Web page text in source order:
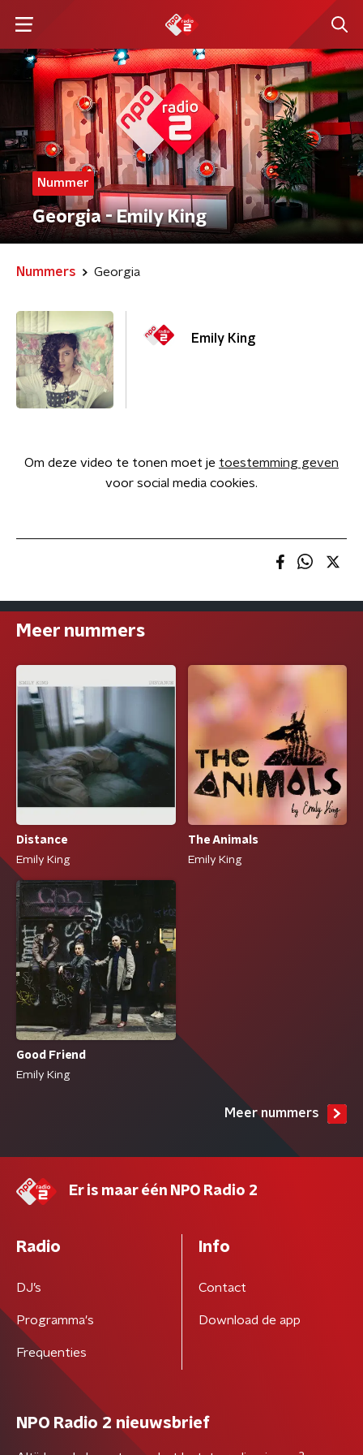
Nummer
Georgia - Emily King
Nummers Georgia
Emily King
Om deze video te tonen moet je toestemming geven
voor social media cookies.
Meer nummers
Distance
Emily King
The Animals
Emily King
Good Friend
Emily King
Meer nummers
Er is maar één NPO Radio 2
Radio
DJ’s
Programma's
Frequenties
Info
Contact
Download de app
NPO Radio 2 nieuwsbrief